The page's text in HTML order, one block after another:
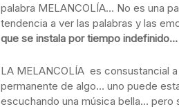
palabra MELANCOLÍA… No es una
tendencia a ver las palabras y las
que se instala por tiempo indefinido…
LA MELANCOLÍA es consustancial
permanente de algo… uno puede
escuchando una música bella…